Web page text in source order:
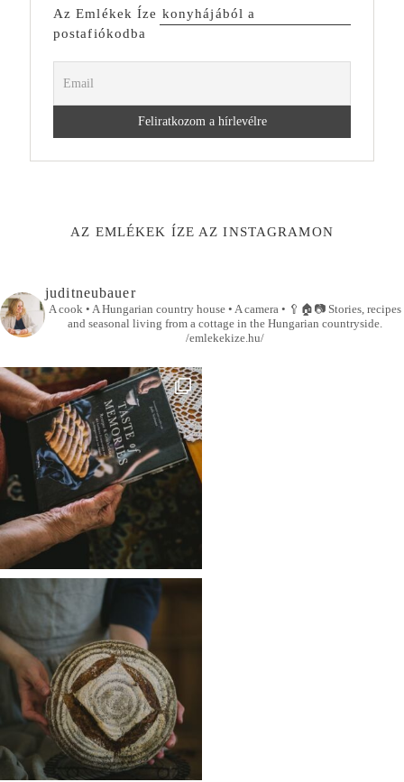
Az Emlékek Íze konyhájából a
postafiókodba
AZ EMLÉKEK ÍZE AZ INSTAGRAMON
juditneubauer
A cook • A Hungarian country house • A camera • 🥄🏠📷Stories, recipes
and seasonal living from a cottage in the Hungarian countryside.
/emlekekize.hu/